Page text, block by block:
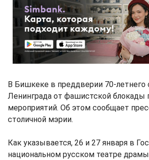
В Бишкеке в преддверии 70-летнего
Ленинграда от фашистской блокады
мероприятий. Об этом сообщает
столичной мэрии.
Как указывается, 26 и 27 января в
национальном русском театре